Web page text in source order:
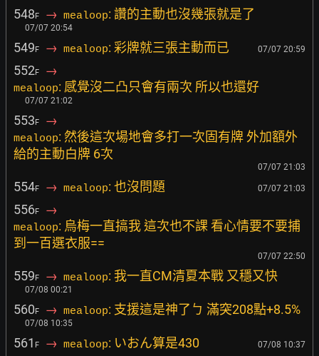
548F → mealoop: 讚的主動也沒幾張就是了
07/07 20:54
549F → mealoop: 彩牌就三張主動而已 07/07 20:59
552F →
mealoop: 感覺沒二凸只會有兩次 所以也還好
07/07 21:02
553F →
mealoop: 然後這次場地會多打一次固有牌 外加額外
給的主動白牌 6次
07/07 21:03
554F → mealoop: 也沒問題 07/07 21:03
556F →
mealoop: 烏梅一直搞我 這次也不課 看心情要不要捕
到一百選衣服==
07/07 22:50
559F → mealoop: 我一直CM清夏本戰 又穩又快
07/08 00:21
560F → mealoop: 支援這是神了ㄅ 滿突208點+8.5%
07/08 10:35
561 F → mealoop: いおん算是430 07/08 10:37